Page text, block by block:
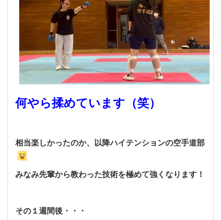
何やら揉めています（笑）
相当楽しかったのか、以降ハイテンションの空手道部
みなみ先輩から教わった技術を極めて強くなります！
その１週間後・・・